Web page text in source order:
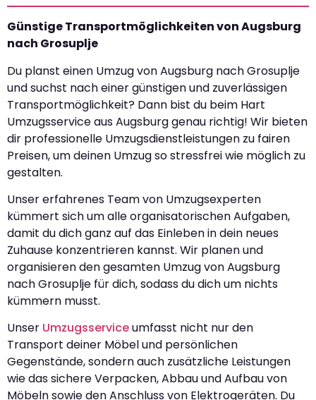
Günstige Transportmöglichkeiten von Augsburg
nach Grosuplje
Du planst einen Umzug von Augsburg nach Grosuplje
und suchst nach einer günstigen und zuverlässigen
Transportmöglichkeit? Dann bist du beim Hart
Umzugsservice aus Augsburg genau richtig! Wir bieten
dir professionelle Umzugsdienstleistungen zu fairen
Preisen, um deinen Umzug so stressfrei wie möglich zu
gestalten.
Unser erfahrenes Team von Umzugsexperten
kümmert sich um alle organisatorischen Aufgaben,
damit du dich ganz auf das Einleben in dein neues
Zuhause konzentrieren kannst. Wir planen und
organisieren den gesamten Umzug von Augsburg
nach Grosuplje für dich, sodass du dich um nichts
kümmern musst.
Unser Umzugsserviceumfasst nicht nur den
Transport deiner Möbel und persönlichen
Gegenstände, sondern auch zusätzliche Leistungen
wie das sichere Verpacken, Abbau und Aufbau von
Möbeln sowie den Anschluss von Elektrogeräten. Du